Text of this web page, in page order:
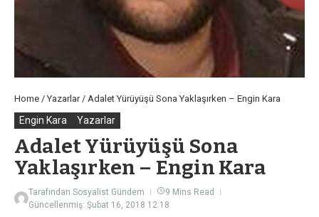
Home /Yazarlar/ Adalet Yürüyüşü Sona Yaklaşırken – Engin Kara
Engin Kara Yazarlar
Adalet Yürüyüşü Sona
Yaklaşırken – Engin Kara
Tarafından Sosyalist Gündem
9 Mins Read
Güncellenmiş: Şubat 16, 2018 12:18